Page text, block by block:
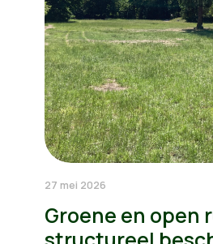
27 mei 2026
Groene en open